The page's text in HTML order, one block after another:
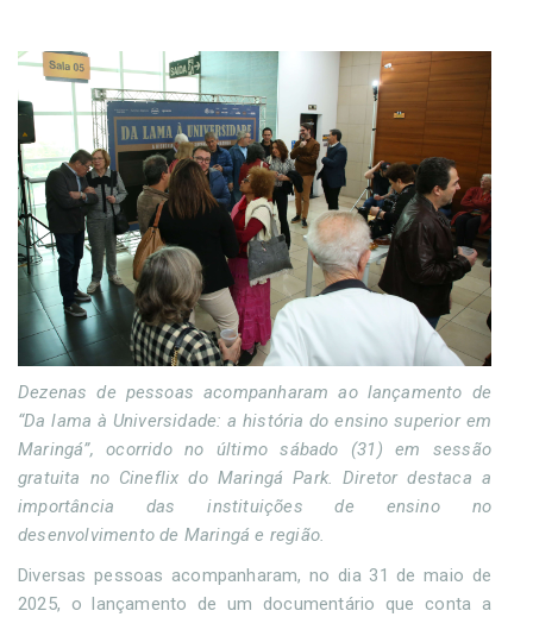
Dezenas de pessoas acompanharam ao lançamento de
“Da lama à Universidade: a história do ensino superior em
Maringá”, ocorrido no último sábado (31) em sessão
gratuita no Cineflix do Maringá Park. Diretor destaca a
importância das instituições de ensino no
desenvolvimento de Maringá e região.
Diversas pessoas acompanharam, no dia 31 de maio de
2025, o lançamento de um documentário que conta a